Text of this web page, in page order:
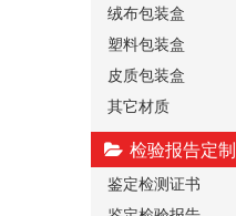
绒布包装盒
塑料包装盒
皮质包装盒
其它材质
检验报告定制
鉴定检测证书